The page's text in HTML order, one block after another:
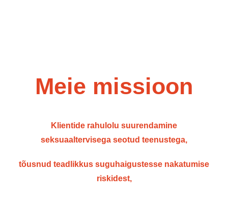
Meie missioon
Klientide rahulolu suurendamine
seksuaaltervisega seotud teenustega,
tõusnud teadlikkus suguhaigustesse nakatumise
riskidest,